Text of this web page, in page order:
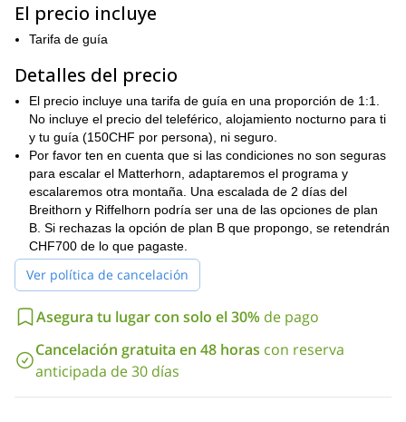
encantadores y terrenos prístinos
cercanos, desde
de hermosos. Además, muchos ofrecen innumerables opciones
para pasar la noche, posadas lujosas y refugios sencillos. Pero
todos ellos tienen algo en común,
Matterhorn . Por lo tanto, caminar por esta área, es un genuino
placer único en la vida, difícil de rechazar.
Sin embargo, es precisamente por la forma de este pico, que
representa un
gran desafío. Es una escalada técnica alpina de
roca, nieve y hielo . La mejor manera de alcanzar su cumbre es
guiado por alguien con experiencia que también garantizará tu
seguridad durante el viaje.
Una buena aclimatación, entrenamiento y resistencia son
esenciales para alcanzar la meta de una de las montañas más
difíciles de Suiza. Es importante quedarse al menos 3 días en
entrenamiento aumentará la posibilidad de una escalada
senderismo son una buena preparación.
Durante el ascenso, la parte baja y fácil, que son 800 metros
hasta Solvay, debe hacerse en 2,5 horas. Como la seguridad es
El precio incluye
Tarifa de guía
Detalles del precio
El precio incluye una tarifa de guía en una proporción de 1:1.
No incluye el precio del teleférico, alojamiento nocturno para ti
y tu guía (150CHF por persona), ni seguro.
Por favor ten en cuenta que si las condiciones no son seguras
para escalar el Matterhorn, adaptaremos el programa y
escalaremos otra montaña. Una escalada de 2 días del
Breithorn y Riffelhorn podría ser una de las opciones de plan
B. Si rechazas la opción de plan B que propongo, se retendrán
CHF700 de lo que pagaste.
Ver política de cancelación
Asegura tu lugar con solo el 30% de pago
Cancelación gratuita en 48 horas con reserva
anticipada de 30 días